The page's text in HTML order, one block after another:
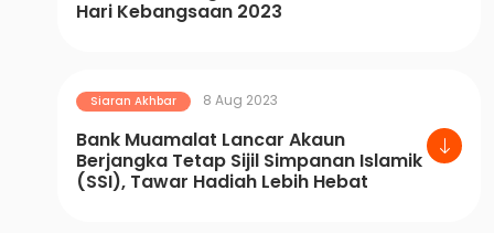
Hari Kebangsaan 2023
Siaran Akhbar 8 Aug 2023
Bank Muamalat Lancar Akaun
Berjangka Tetap Sijil Simpanan Islamik
(SSI), Tawar Hadiah Lebih Hebat